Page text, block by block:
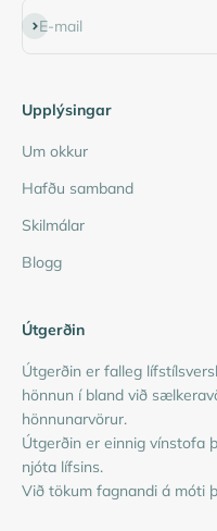
E-mail
Subscribe
Upplýsingar
Um okkur
Hafðu samband
Skilmálar
Blogg
Útgerðin
Útgerðin er falleg
hönnun í bland við
hönnunarvörur.
Útgerðin er einnig vínstofa
njóta lífsins.
Við tökum fagnandi á móti